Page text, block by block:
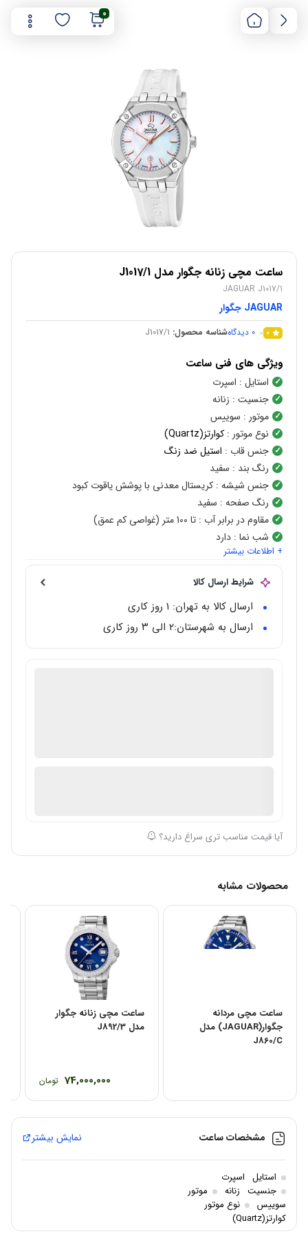
0
ساعت مچی زنانه جگوار مدل J1017/1
JAGUAR J1017/1
JAGUAR جگوار
0
0 دیدگاهشناسه محصول: J1017/1
ویژگی های فنی ساعت
استایل : اسپرت
جنسیت : زنانه
موتور : سوییس
نوع موتور : کوارتز(Quartz)
جنس قاب : استیل ضد زنگ
رنگ بند : سفید
جنس شیشه : کریستال معدنی با پوشش یاقوت کبود
رنگ صفحه : سفید
مقاوم در برابر آب : تا 100 متر (غواصی کم عمق)
شب نما : دارد
+ اطلاعات بیشتر
شرایط ارسال کالا
ارسال کالا به تهران: 1 روز کاری
ارسال به شهرستان:‌۲ الی ۳ روز کاری
آیا قیمت مناسب تری سراغ دارید؟
محصولات مشابه
ساعت مچی مردانه
جگوار(JAGUAR) مدل
J860/C
ساعت مچی زنانه جگوار
مدل J892/3
74,000,000 تومان
مشخصات ساعت نمایش بیشتر
استایل اسپرت
جنسیت زنانه
موتور
سوییس
نوع موتور
کوارتز(Quartz)